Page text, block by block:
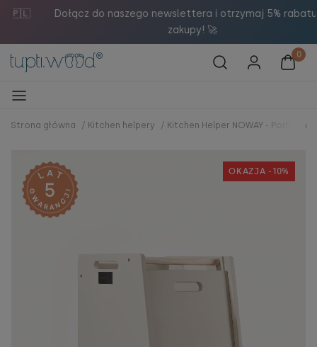
Dołącz do naszego newslettera i otrzymaj 5% rabatu na
zakupy! 🚀
Strona główna / Kitchen helpery / Kitchen Helper NOWAY -
OKAZJA -10%